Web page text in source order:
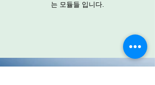
는 모듈들 입니다.